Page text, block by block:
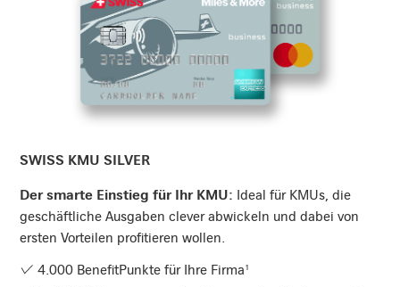
SWISS KMU SILVER
Der smarte Einstieg für Ihr KMU: Ideal für KMUs, die
geschäftliche Ausgaben clever abwickeln und dabei von
ersten Vorteilen profitieren wollen.
4.000 BenefitPunkte für Ihre Firma¹